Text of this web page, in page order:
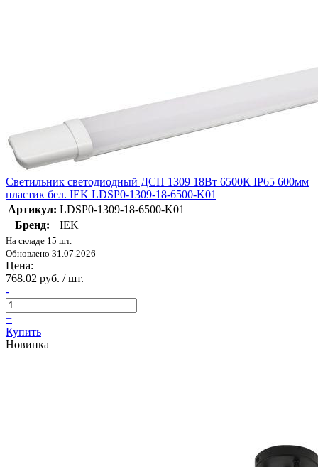
Светильник светодиодный ДСП 1309 18Вт 6500К IP65 600мм
пластик бел. IEK LDSP0-1309-18-6500-K01
Артикул: LDSP0-1309-18-6500-K01
Бренд:
IEK
На складе 15 шт.
Обновлено 31.07.2026
Цена:
768.02 руб. / шт.
-
+
Купить
Новинка